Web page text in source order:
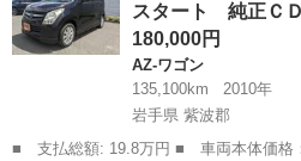
／ＥＴＣ／関東仕...スタート 純正Ｃ
180,000円
AZ-ワゴン
135,100km
2010年
岩手県 紫波郡
■ 支払総額: 19.8万円 ■ 車両本体価格： 180,000 円 ■ メーカー